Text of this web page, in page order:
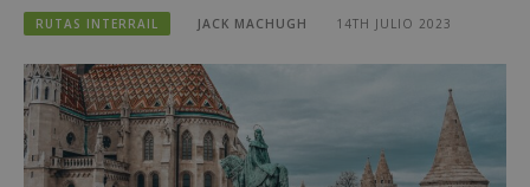
RUTAS INTERRAIL JACK MACHUGH 14TH JULIO 2023